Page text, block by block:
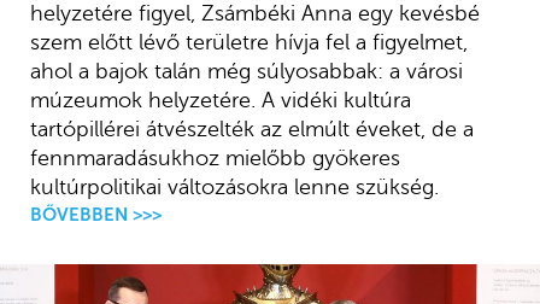
helyzetére figyel, Zsámbéki Anna egy kevésbé
szem előtt lévő területre hívja fel a figyelmet,
ahol a bajok talán még súlyosabbak: a városi
múzeumok helyzetére. A vidéki kultúra
tartópillérei átvészelték az elmúlt éveket, de a
fennmaradásukhoz mielőbb gyökeres
kultúrpolitikai változásokra lenne szükség.
BŐVEBBEN >>>